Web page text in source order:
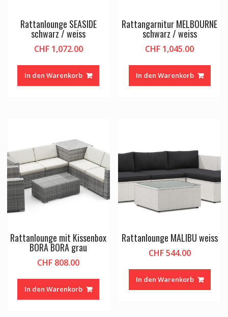
Rattanlounge SEASIDE
schwarz / weiss
CHF1,072.00
In den Warenkorb
Rattangarnitur MELBOURNE
schwarz / weiss
CHF 1,045.00
In den Warenkorb
Rattanlounge mit Kissenbox
BORA BORA grau
CHF 808.00
In den Warenkorb
Rattanlounge MALIBU weiss
CHF544.00
In den Warenkorb